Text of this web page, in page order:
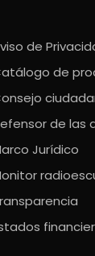
de
de
de las
Jurídico